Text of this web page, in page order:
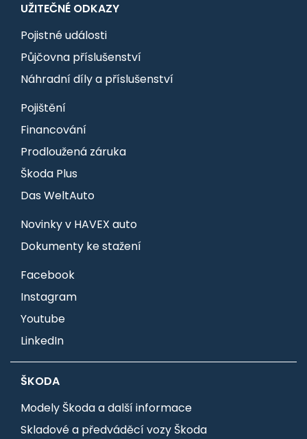
UŽITEČNÉ ODKAZY
Pojistné události
Půjčovna příslušenství
Náhradní díly a příslušenství
Pojištění
Financování
Prodloužená záruka
Škoda Plus
Das WeltAuto
Novinky v HAVEX auto
Dokumenty ke stažení
Facebook
Instagram
Youtube
LinkedIn
ŠKODA
Modely Škoda a další informace
Skladové a předváděcí vozy Škoda